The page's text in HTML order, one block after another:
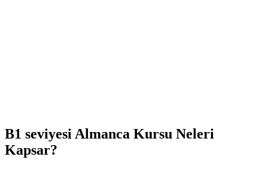
B1 seviyesi Almanca Kursu Neleri
Kapsar?